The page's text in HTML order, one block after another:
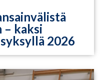
– kaksi
2026